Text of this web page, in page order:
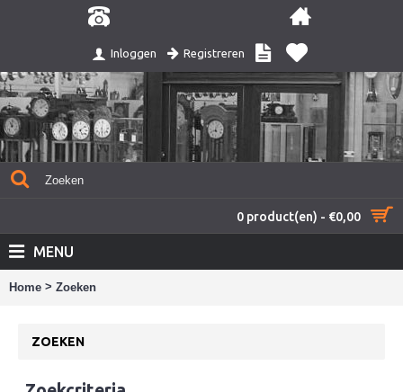
Inloggen Registreren
0 product(en) - €0,00
MENU
Home > Zoeken
ZOEKEN